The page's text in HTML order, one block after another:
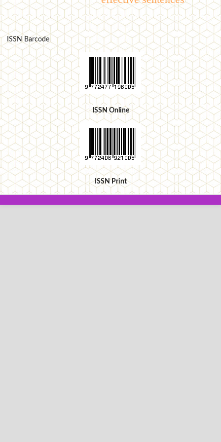
ISSN Barcode
ISSN Online
ISSN Print